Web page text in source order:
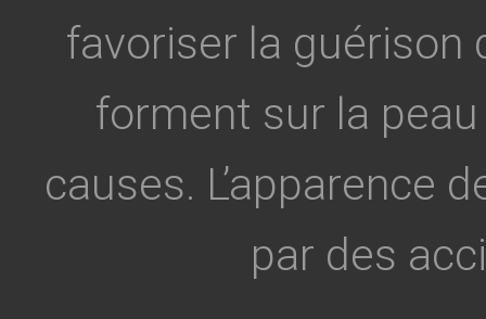
favoriser la guérison
forment sur la
causes. L’apparence
par des